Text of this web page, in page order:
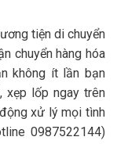
tiện di chuyển
chuyển hàng hóa
không ít lần bạn
lốp ngay trên
xử lý mọi tình
0987522144)